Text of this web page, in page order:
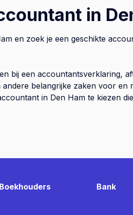
in
en zoek je een geschikte
bij een accountantsverklaring,
belangrijke zaken voor en
in Den Ham te kiezen
Boekhouders Bank